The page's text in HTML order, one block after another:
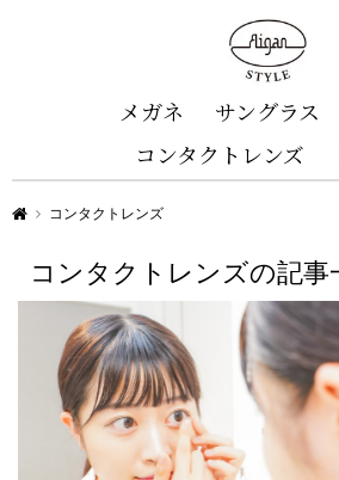
メガネ サングラス
コンタクトレンズ
Aigan STYLE（メガネ・めがね）
コンタクトレンズ
コンタクトレンズの記事